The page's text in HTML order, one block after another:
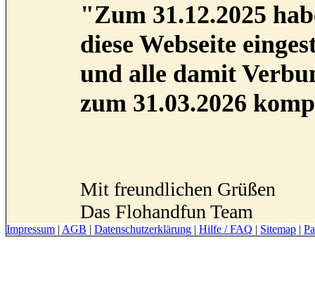
"Zum 31.12.2025
diese Webseite
und alle damit
zum 31.03.2026
Mit freundlichen Grüßen
Das Flohandfun Team
Impressum | AGB | Datenschutzerklärung | Hilfe / FAQ | Sitemap |